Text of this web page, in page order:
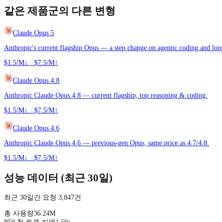
같은 제품군의 다른 변형
Claude Opus 5
Anthropic's current flagship Opus — a step change on agentic coding and
$1.5/M↓ · $7.5/M↑
Claude Opus 4.8
Anthropic Claude Opus 4.8 — current flagship, top reasoning & coding.
$1.5/M↓ · $7.5/M↑
Claude Opus 4.6
Anthropic Claude Opus 4.6 — previous-gen Opus, same price as 4.7/4.8.
$1.5/M↓ · $7.5/M↑
성능 데이터 (최근 30일)
최근 30일간 요청 3,847건
총 사용량36.24M